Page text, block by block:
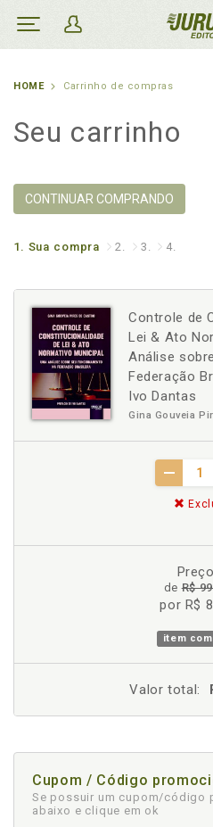
HOME Carrinho de compras
Seu carrinho
CONTINUAR COMPRANDO
1. Sua compra 2. 3. 4.
Controle de
Lei & Ato
Análise
Federação
Ivo Dantas
Gina Gouveia
deR$
por R$
item com
Valor total:
Cupom / Código
Se possuir um cupom/código
abaixo e clique em ok